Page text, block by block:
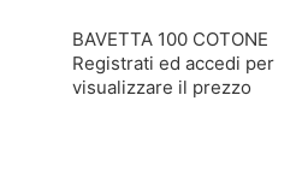
BAVETTA 100 COTONE
Registrati ed accedi per
visualizzare il prezzo